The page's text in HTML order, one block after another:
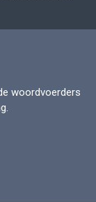
woordvoerders